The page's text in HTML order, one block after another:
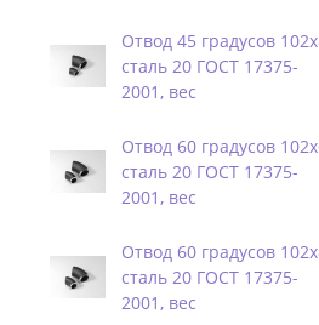
Отвод 45 градусов
сталь 20 ГОСТ 17375-
2001, вес
Отвод 60 градусов
сталь 20 ГОСТ 17375-
2001, вес
Отвод 60 градусов
сталь 20 ГОСТ 17375-
2001, вес